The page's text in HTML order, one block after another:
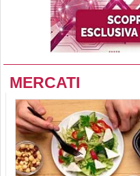
MERCATI